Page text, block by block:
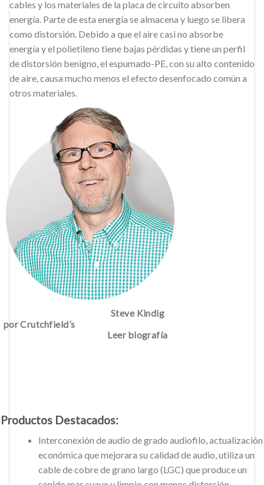
cables y los materiales de la placa de circuito absorben
energía. Parte de esta energía se almacena y luego se libera
como distorsión. Debido a que el aire casi no absorbe
energía y el polietileno tiene bajas pérdidas y tiene un perfil
de distorsión benigno, el espumado-PE, con su alto contenido
de aire, causa mucho menos el efecto desenfocado común a
otros materiales.
por Crutchfield’s
Steve Kindig
Leer biografía
Productos Destacados:
Interconexión de audio de grado audiofilo, actualización
económica que mejorara su calidad de audio, utiliza un
cable de cobre de grano largo (LGC) que produce un